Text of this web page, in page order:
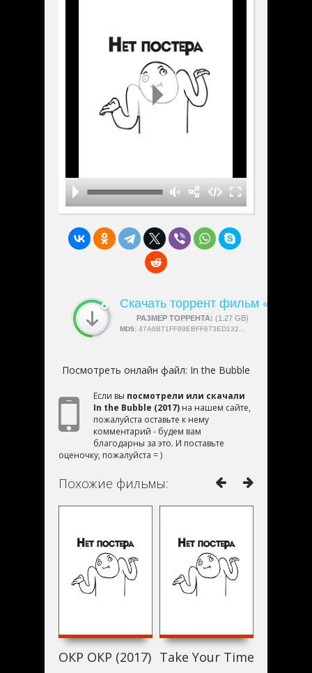
Скачать торрент фильм «In the
РАЗМЕР ТОРРЕНТА: (1.27 GB)
СКАЧАЛИ:4189
MD5: 47A6B71FF89EBFF673ED13271707E552
Посмотреть онлайн файл: In the Bubble
Если вы посмотрели или скачали
In the Bubble (2017) на нашем сайте,
пожалуйста оставьте к нему
комментарий - будем вам
благодарны за это. И поставьте
оценочку, пожалуйста = )
Похожие фильмы:
ОКР ОКР (2017) Take Your Time (2017)